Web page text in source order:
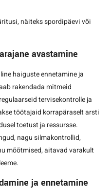
näiteks spordipäevi või
avastamine
haiguste ennetamine ja
rakendada mitmeid
tervisekontrolle ja
töötajaid korrapäraselt arsti
toetust ja ressursse.
nagu silmakontrollid,
mõõtmised, aitavad varakult
ja ennetamine